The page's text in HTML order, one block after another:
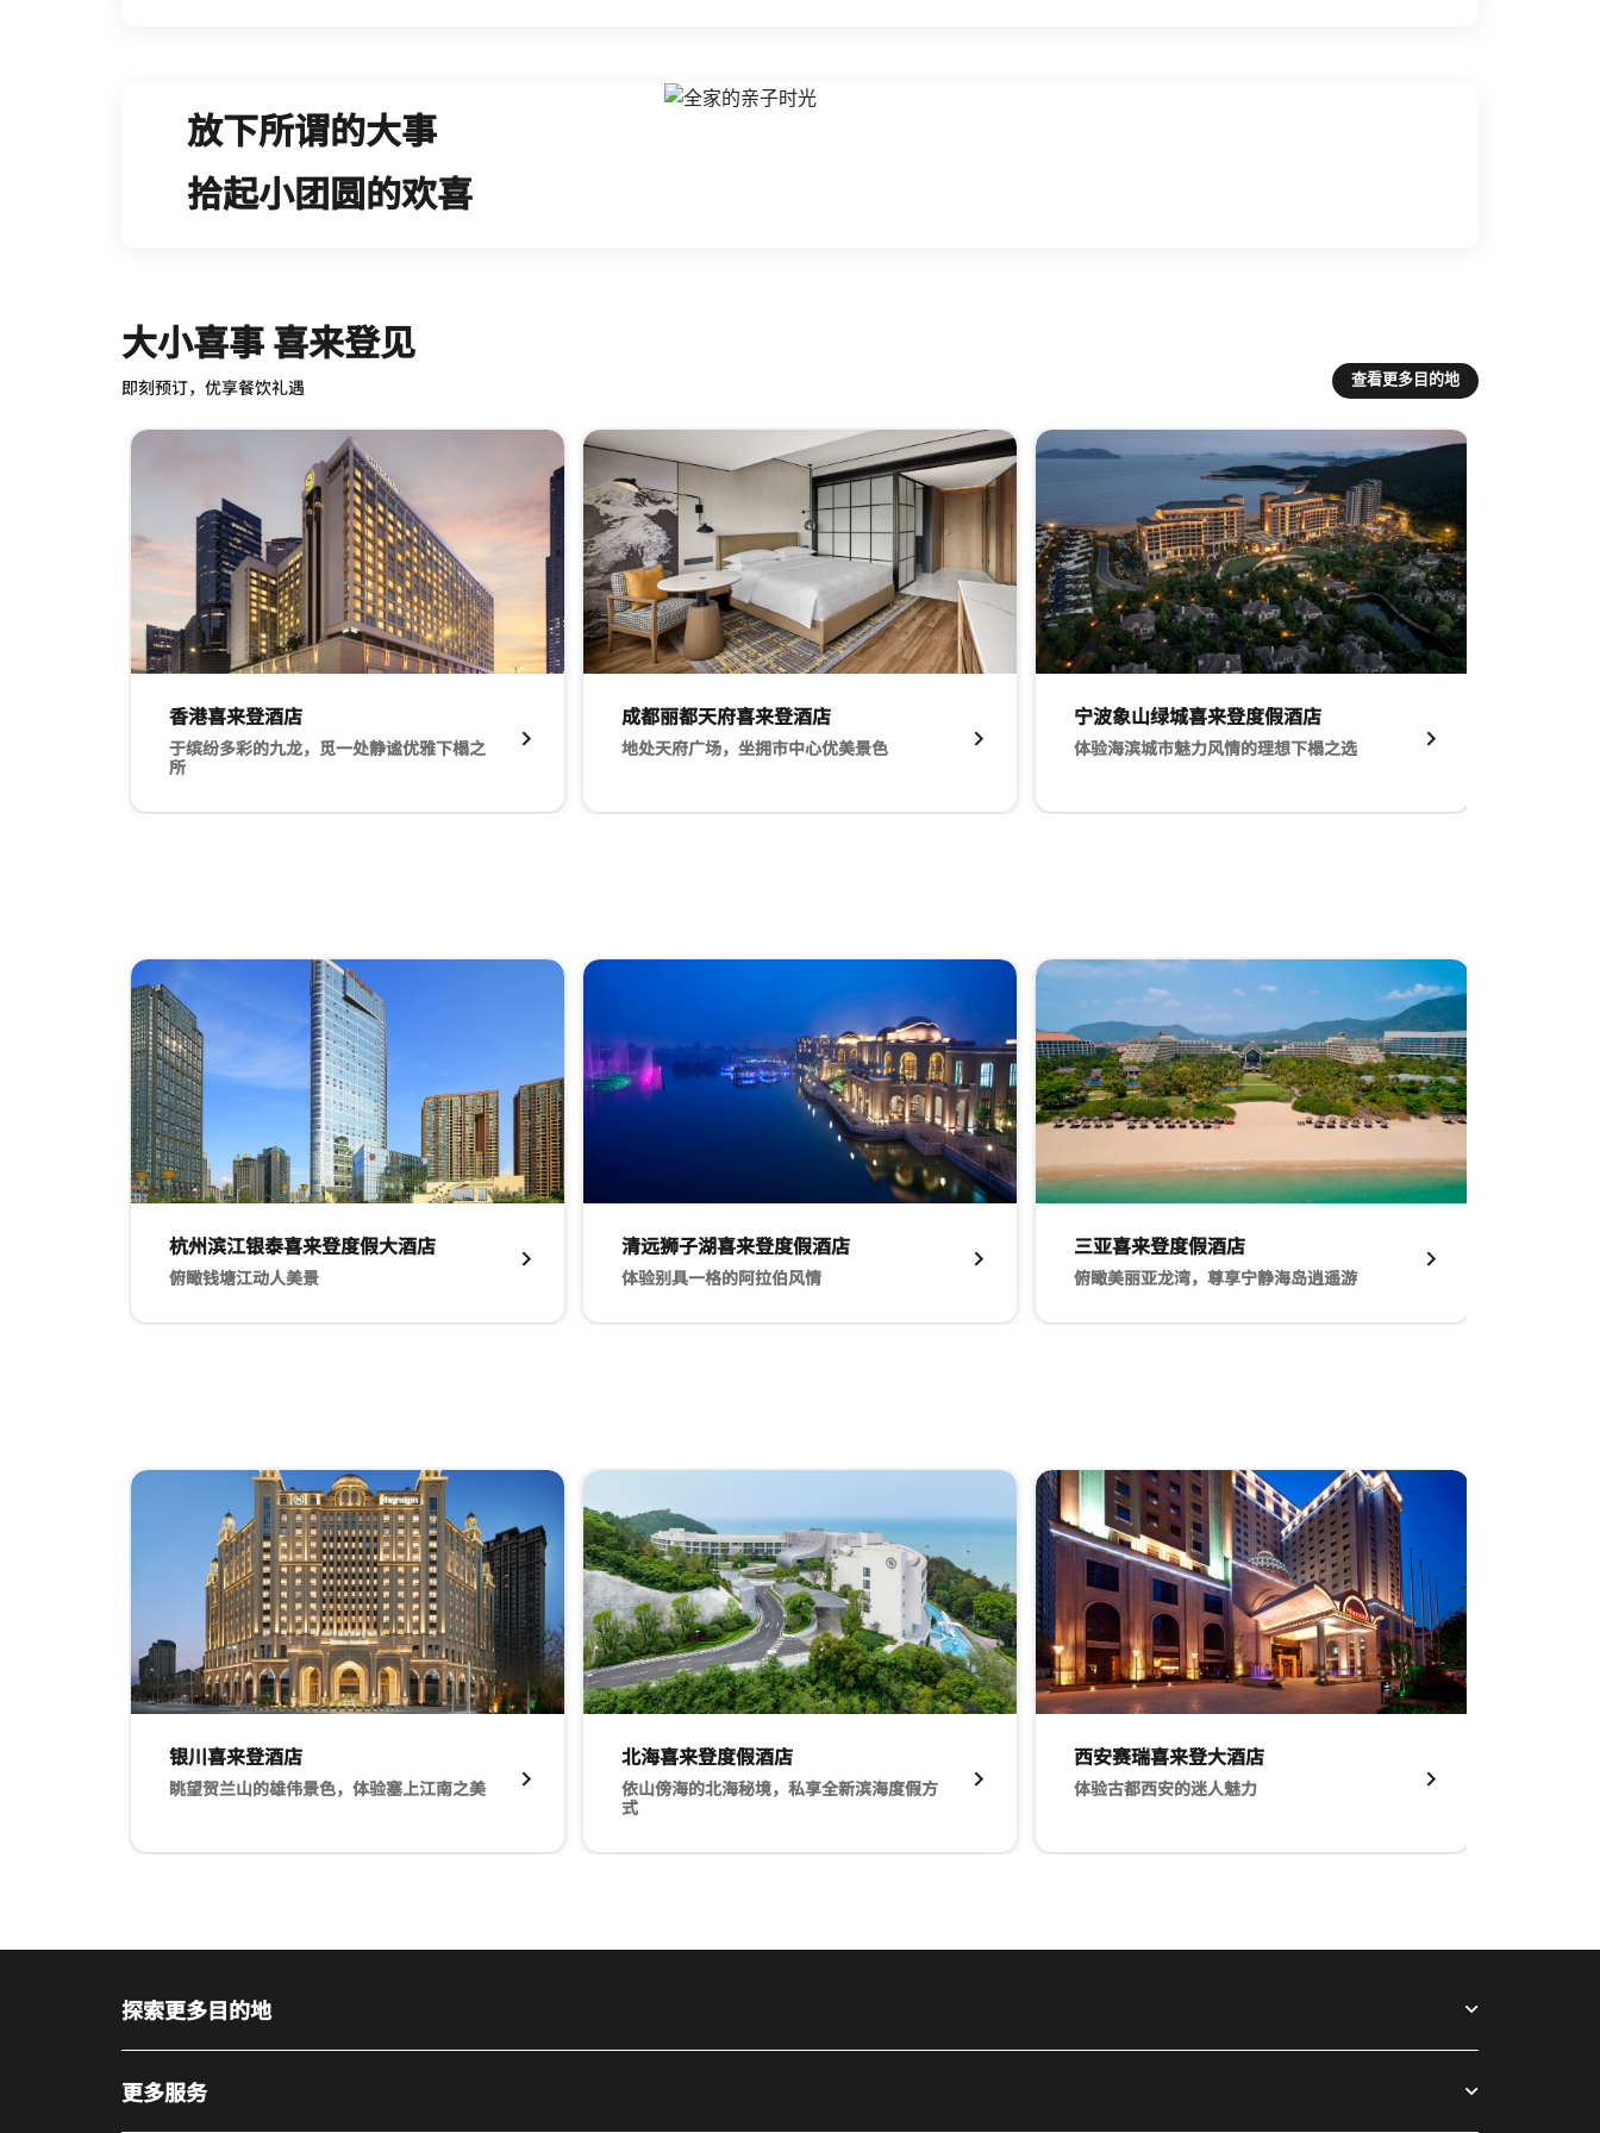
放下所谓的大事
拾起小团圆的欢喜
大小喜事 喜来登见​
即刻预订，优享餐饮礼遇​
跳过 大小喜事 喜来登见​ 轮播 使用 3 张卡。
查看更多目的地
香港喜来登酒店​
于缤纷多彩的九龙，觅一处静谧优雅下榻之
所
成都丽都天府喜来登酒店​
地处天府广场，坐拥市中心优美景色
宁波象山绿城喜来登度假酒店​
体验海滨城市魅力风情的理想下榻之选​
跳过 轮播 使用 3 张卡。
杭州滨江银泰喜来登度假大酒店​
俯瞰钱塘江动人美景​
清远狮子湖喜来登度假酒店
体验别具一格的阿拉伯风情​
三亚喜来登度假酒店​
俯瞰美丽亚龙湾，尊享宁静海岛逍遥游
跳过 轮播 使用 3 张卡。
银川喜来登酒店​
眺望贺兰山的雄伟景色，体验塞上江南之美​
北海喜来登度假酒店
依山傍海的北海秘境，私享全新滨海度假方
式​
西安赛瑞喜来登大酒店​
体验古都西安的迷人魅力​
探索更多目的地
更多服务